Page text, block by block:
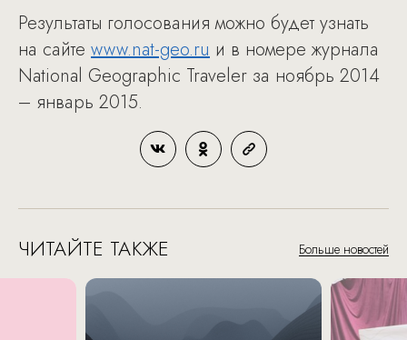
Результаты голосования можно будет узнать
на сайте www.nat-geo.ru и в номере журнала
National Geographic Traveler за ноябрь 2014
– январь 2015.
ЧИТАЙТЕ ТАКЖЕ Больше новостей